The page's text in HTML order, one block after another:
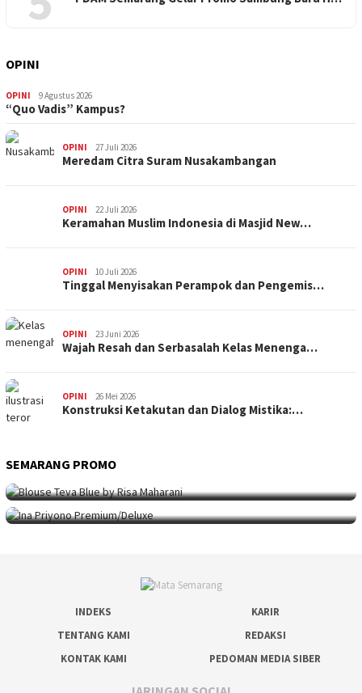
OPINI
OPINI 9 Agustus 2026
“Quo Vadis” Kampus?
OPINI 27 Juli 2026
Meredam Citra Suram Nusakambangan
OPINI 22 Juli 2026
Keramahan Muslim Indonesia di Masjid New…
OPINI 10 Juli 2026
Tinggal Menyisakan Perampok dan Pengemis…
OPINI 23 Juni 2026
Wajah Resah dan Serbasalah Kelas Menenga…
OPINI 26 Mei 2026
Konstruksi Ketakutan dan Dialog Mistika:…
SEMARANG PROMO
SEMARANG PROMO 9 Mei 2026
SEMARANG PROMO 5 Mei 2026
Intip Koleksi Ina Priyono, Jenama Fesyen…
INDEKS
KARIR
TENTANG KAMI
REDAKSI
KONTAK KAMI
PEDOMAN MEDIA SIBER